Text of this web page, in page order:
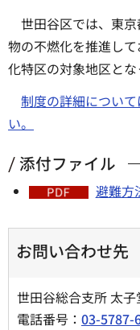
世田谷区では、東
物の不燃化を推進し
化特区の対象地区とな
制度の詳細につい
い。
添付ファイル
避難方
お問い合わせ先
世田谷総合支所 太
電話番号： 03-5787-